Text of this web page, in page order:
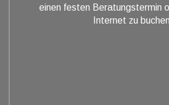
einen festen Beratungstermin
Internet zu